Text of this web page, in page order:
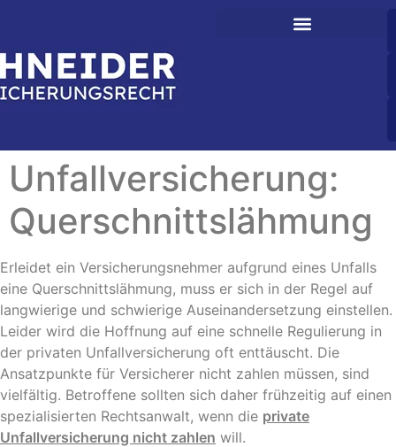
Unfallversicherung:
Querschnittslähmung
Erleidet ein Versicherungsnehmer aufgrund eines Unfalls
eine Querschnittslähmung, muss er sich in der Regel auf
langwierige und schwierige Auseinandersetzung einstellen.
Leider wird die Hoffnung auf eine schnelle Regulierung in
der privaten Unfallversicherung oft enttäuscht. Die
Ansatzpunkte für Versicherer nicht zahlen müssen, sind
vielfältig. Betroffene sollten sich daher frühzeitig auf einen
spezialisierten Rechtsanwalt, wenn die private
Unfallversicherung nicht zahlen will.